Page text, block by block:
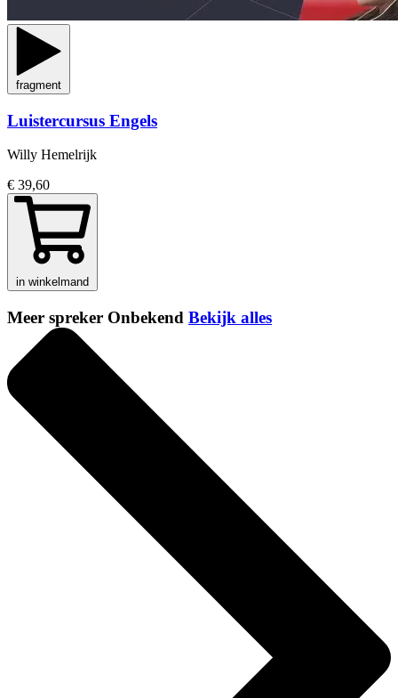
fragment
Luistercursus Engels
Willy Hemelrijk
€ 39,60
in winkelmand
Meer spreker Onbekend Bekijk alles